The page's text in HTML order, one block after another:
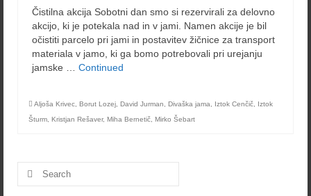
Čistilna akcija Sobotni dan smo si rezervirali za delovno
akcijo, ki je potekala nad in v jami. Namen akcije je bil
očistiti parcelo pri jami in postavitev žičnice za transport
materiala v jamo, ki ga bomo potrebovali pri urejanju
jamske … Continued
Aljoša Krivec Borut Lozej David Jurman Divaška jama Iztok Cenčič
Iztok
Šturm Kristjan Rešaver, Miha Bernetič Mirko Šebart
Search